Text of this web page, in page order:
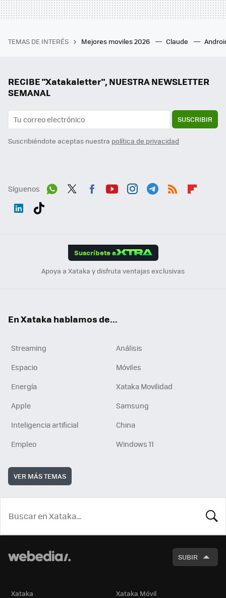
TEMAS DE INTERÉS Mejores moviles 2026 Claude
RECIBE "Xatakaletter", NUESTRA NEWSLETTER
SEMANAL
SUSCRIBIR
Suscribiéndote aceptas nuestra política de privacidad
Síguenos
Suscríbete a
Apoya a Xataka y disfruta ventajas exclusivas
En Xataka hablamos de...
Streaming
Análisis
Espacio
Móviles
Energía
Xataka Movilidad
Apple
Samsung
Inteligencia artificial
China
Empleo
Windows 11
VER MÁS TEMAS
SUBIR
Xataka Xataka Móvil